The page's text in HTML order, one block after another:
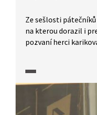
Ze sešlosti
na kterou dorazil i
pozvaní herci
protimasarykovské
volbami.